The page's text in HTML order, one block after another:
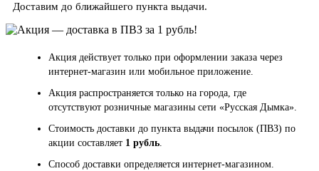
Доставим до ближайшего пункта выдачи.
Акция действует только при оформлении заказа через
интернет-магазин или мобильное приложение.
Акция распространяется только на города, где
отсутствуют розничные магазины сети «Русская Дымка».
Стоимость доставки до пункта выдачи посылок (ПВЗ) по
акции составляет 1 рубль.
Способ доставки определяется интернет-магазином.